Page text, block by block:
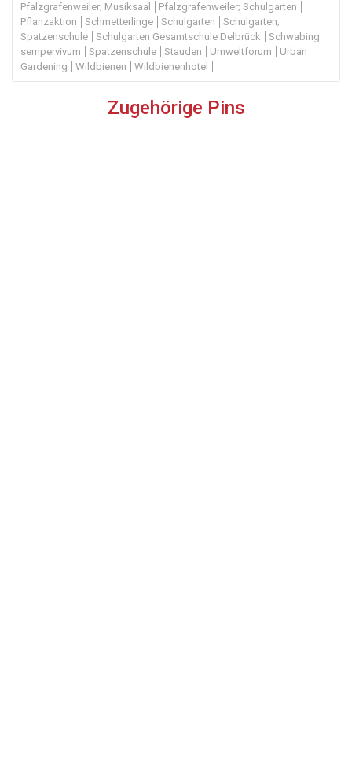
Pfalzgrafenweiler; Musiksaal
Pfalzgrafenweiler; Schulgarten
Pflanzaktion
Schmetterlinge Schulgarten
Schulgarten;
Spatzenschule
Schulgarten Gesamtschule Delbrück
Schwabing
sempervivum
Spatzenschule Stauden Umweltforum
Urban
Gardening
Wildbienen Wildbienenhotel
Zugehörige Pins